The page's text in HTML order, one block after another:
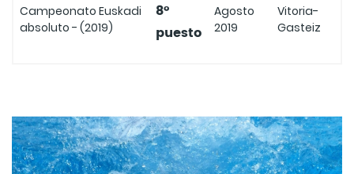
Campeonato Euskadi
absoluto - (2019)
8º
puesto
Agosto
2019
Vitoria-
Gasteiz